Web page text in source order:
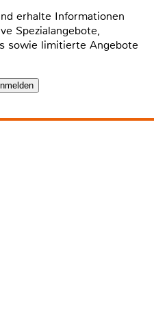
erhalte Informationen
Spezialangebote,
sowie limitierte Angebote